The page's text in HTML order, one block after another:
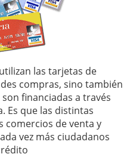
las tarjetas de
compras, sino también
financiadas a través
Es que las distintas
comercios de venta y
vez más ciudadanos